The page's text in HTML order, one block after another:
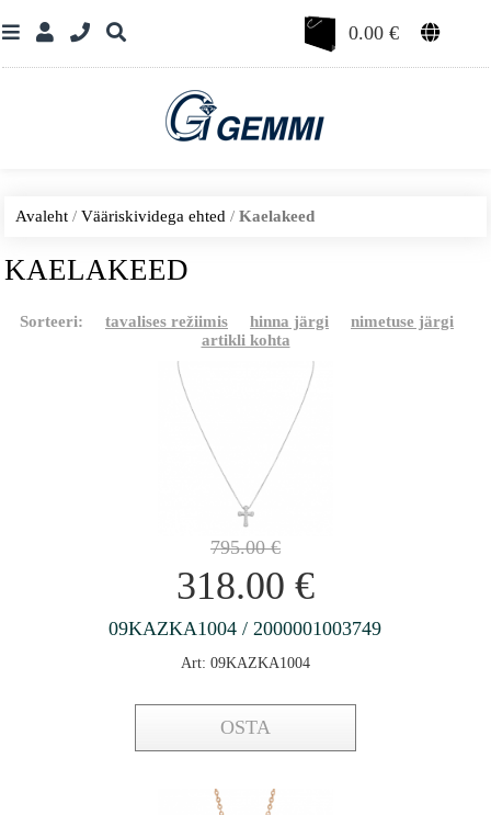
0.00€
Avaleht /Vääriskividega ehted /Kaelakeed
KAELAKEED
Sorteeri: tavalises režiimis hinna järgi
nimetuse järgi
artikli kohta
795.00€
318.00 €
09KAZKA1004 / 2000001003749
Art: 09KAZKA1004
OSTA